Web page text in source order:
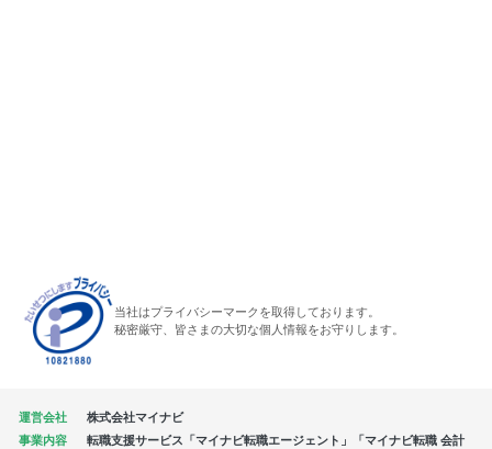
当社はプライバシーマークを取得しております。
秘密厳守、皆さまの大切な個人情報をお守りします。
運営会社
株式会社マイナビ
事業内容
転職支援サービス「マイナビ転職エージェント」「マイナビ転職 会計